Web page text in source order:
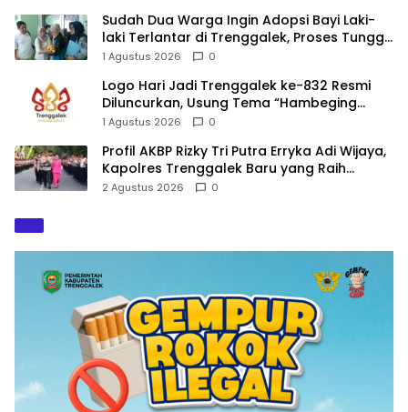
Sudah Dua Warga Ingin Adopsi Bayi Laki-
laki Terlantar di Trenggalek, Proses Tunggu
Hasil Penyelidikan
1 Agustus 2026 0
Logo Hari Jadi Trenggalek ke-832 Resmi
Diluncurkan, Usung Tema “Hambeging
Bumi” Gaungkan Harmoni dengan Alam
1 Agustus 2026 0
Profil AKBP Rizky Tri Putra Erryka Adi Wijaya,
Kapolres Trenggalek Baru yang Raih
Hattrick Pin Emas Kapolri
2 Agustus 2026 0